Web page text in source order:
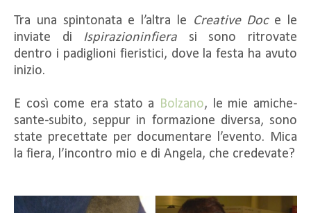
Tra una spintonata e l’altra le Creative Doce le
inviate di Ispirazioninfiera si sono ritrovate
dentro i padiglioni fieristici, dove la festa ha avuto
inizio.
E così come era stato a Bolzano, le mie amiche-
sante-subito, seppur in formazione diversa, sono
state precettate per documentare l’evento. Mica
la fiera, l’incontro mio e di Angela, che credevate?